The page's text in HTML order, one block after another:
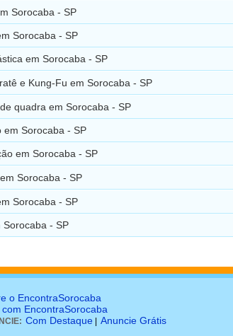
Sorocaba - SP
Sorocaba - SP
em Sorocaba - SP
e Kung-Fu em Sorocaba - SP
quadra em Sorocaba - SP
em Sorocaba - SP
em Sorocaba - SP
Sorocaba - SP
Sorocaba - SP
Sorocaba - SP
o EncontraSorocaba
com EncontraSorocaba
Com Destaque Anuncie Grátis